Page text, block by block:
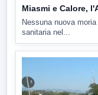
Miasmi e Calore,
Nessuna nuova
sanitaria nel...